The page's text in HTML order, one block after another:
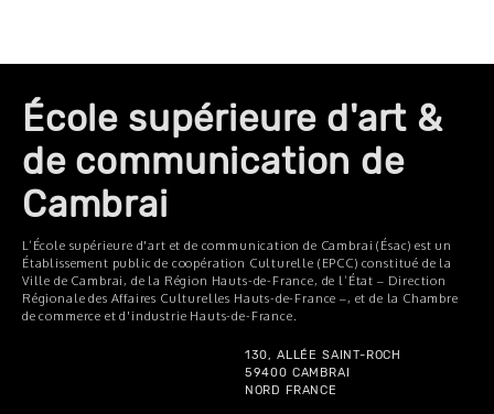
École supérieure d'art &
de communication de
Cambrai
L’École supérieure d'art et de communication de Cambrai (Ésac) est un
Établissement public de coopération Culturelle (EPCC) constitué de la
Ville de Cambrai, de la Région Hauts-de-France, de l’État – Direction
Régionale des Affaires Culturelles Hauts-de-France –, et de la Chambre
de commerce et d'industrie Hauts-de-France.
130, ALLÉE SAINT-ROCH
59400 CAMBRAI
NORD FRANCE